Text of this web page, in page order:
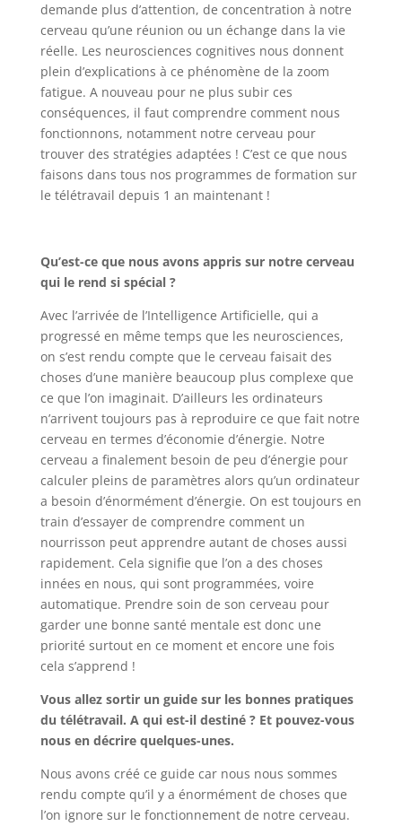
demande plus d’attention, de concentration à notre
cerveau qu’une réunion ou un échange dans la vie
réelle. Les neurosciences cognitives nous donnent
plein d’explications à ce phénomène de la zoom
fatigue. A nouveau pour ne plus subir ces
conséquences, il faut comprendre comment nous
fonctionnons, notamment notre cerveau pour
trouver des stratégies adaptées ! C’est ce que nous
faisons dans tous nos programmes de formation sur
le télétravail depuis 1 an maintenant !
Qu’est-ce que nous avons appris sur notre cerveau
qui le rend si spécial ?
Avec l’arrivée de l’Intelligence Artificielle, qui a
progressé en même temps que les neurosciences,
on s’est rendu compte que le cerveau faisait des
choses d’une manière beaucoup plus complexe que
ce que l’on imaginait. D’ailleurs les ordinateurs
n’arrivent toujours pas à reproduire ce que fait notre
cerveau en termes d’économie d’énergie. Notre
cerveau a finalement besoin de peu d’énergie pour
calculer pleins de paramètres alors qu’un ordinateur
a besoin d’énormément d’énergie. On est toujours en
train d’essayer de comprendre comment un
nourrisson peut apprendre autant de choses aussi
rapidement. Cela signifie que l’on a des choses
innées en nous, qui sont programmées, voire
automatique. Prendre soin de son cerveau pour
garder une bonne santé mentale est donc une
priorité surtout en ce moment et encore une fois
cela s’apprend !
Vous allez sortir un guide sur les bonnes pratiques
du télétravail. A qui est-il destiné ? Et pouvez-vous
nous en décrire quelques-unes.
Nous avons créé ce guide car nous nous sommes
rendu compte qu’il y a énormément de choses que
l’on ignore sur le fonctionnement de notre cerveau.